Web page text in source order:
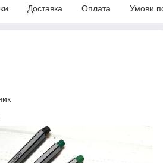
Доставка Оплата Умови